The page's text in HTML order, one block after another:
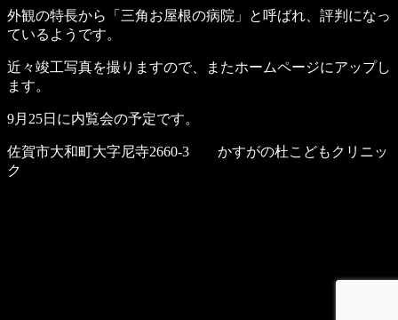
外観の特長から「三角お屋根の病院」と呼ばれ、評判になっ
ているようです。
近々竣工写真を撮りますので、またホームページにアップし
ます。
9月25日に内覧会の予定です。
佐賀市大和町大字尼寺2660-3 かすがの杜こどもクリニッ
ク